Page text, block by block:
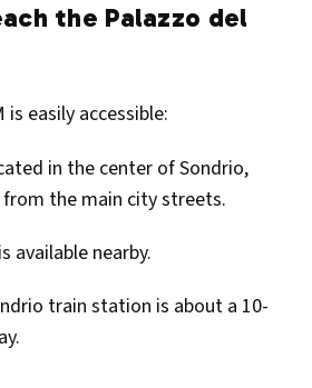
the Palazzo del
is easily accessible:​
in the center of Sondrio,
from the main city streets.
available nearby.
train station is about a 10-